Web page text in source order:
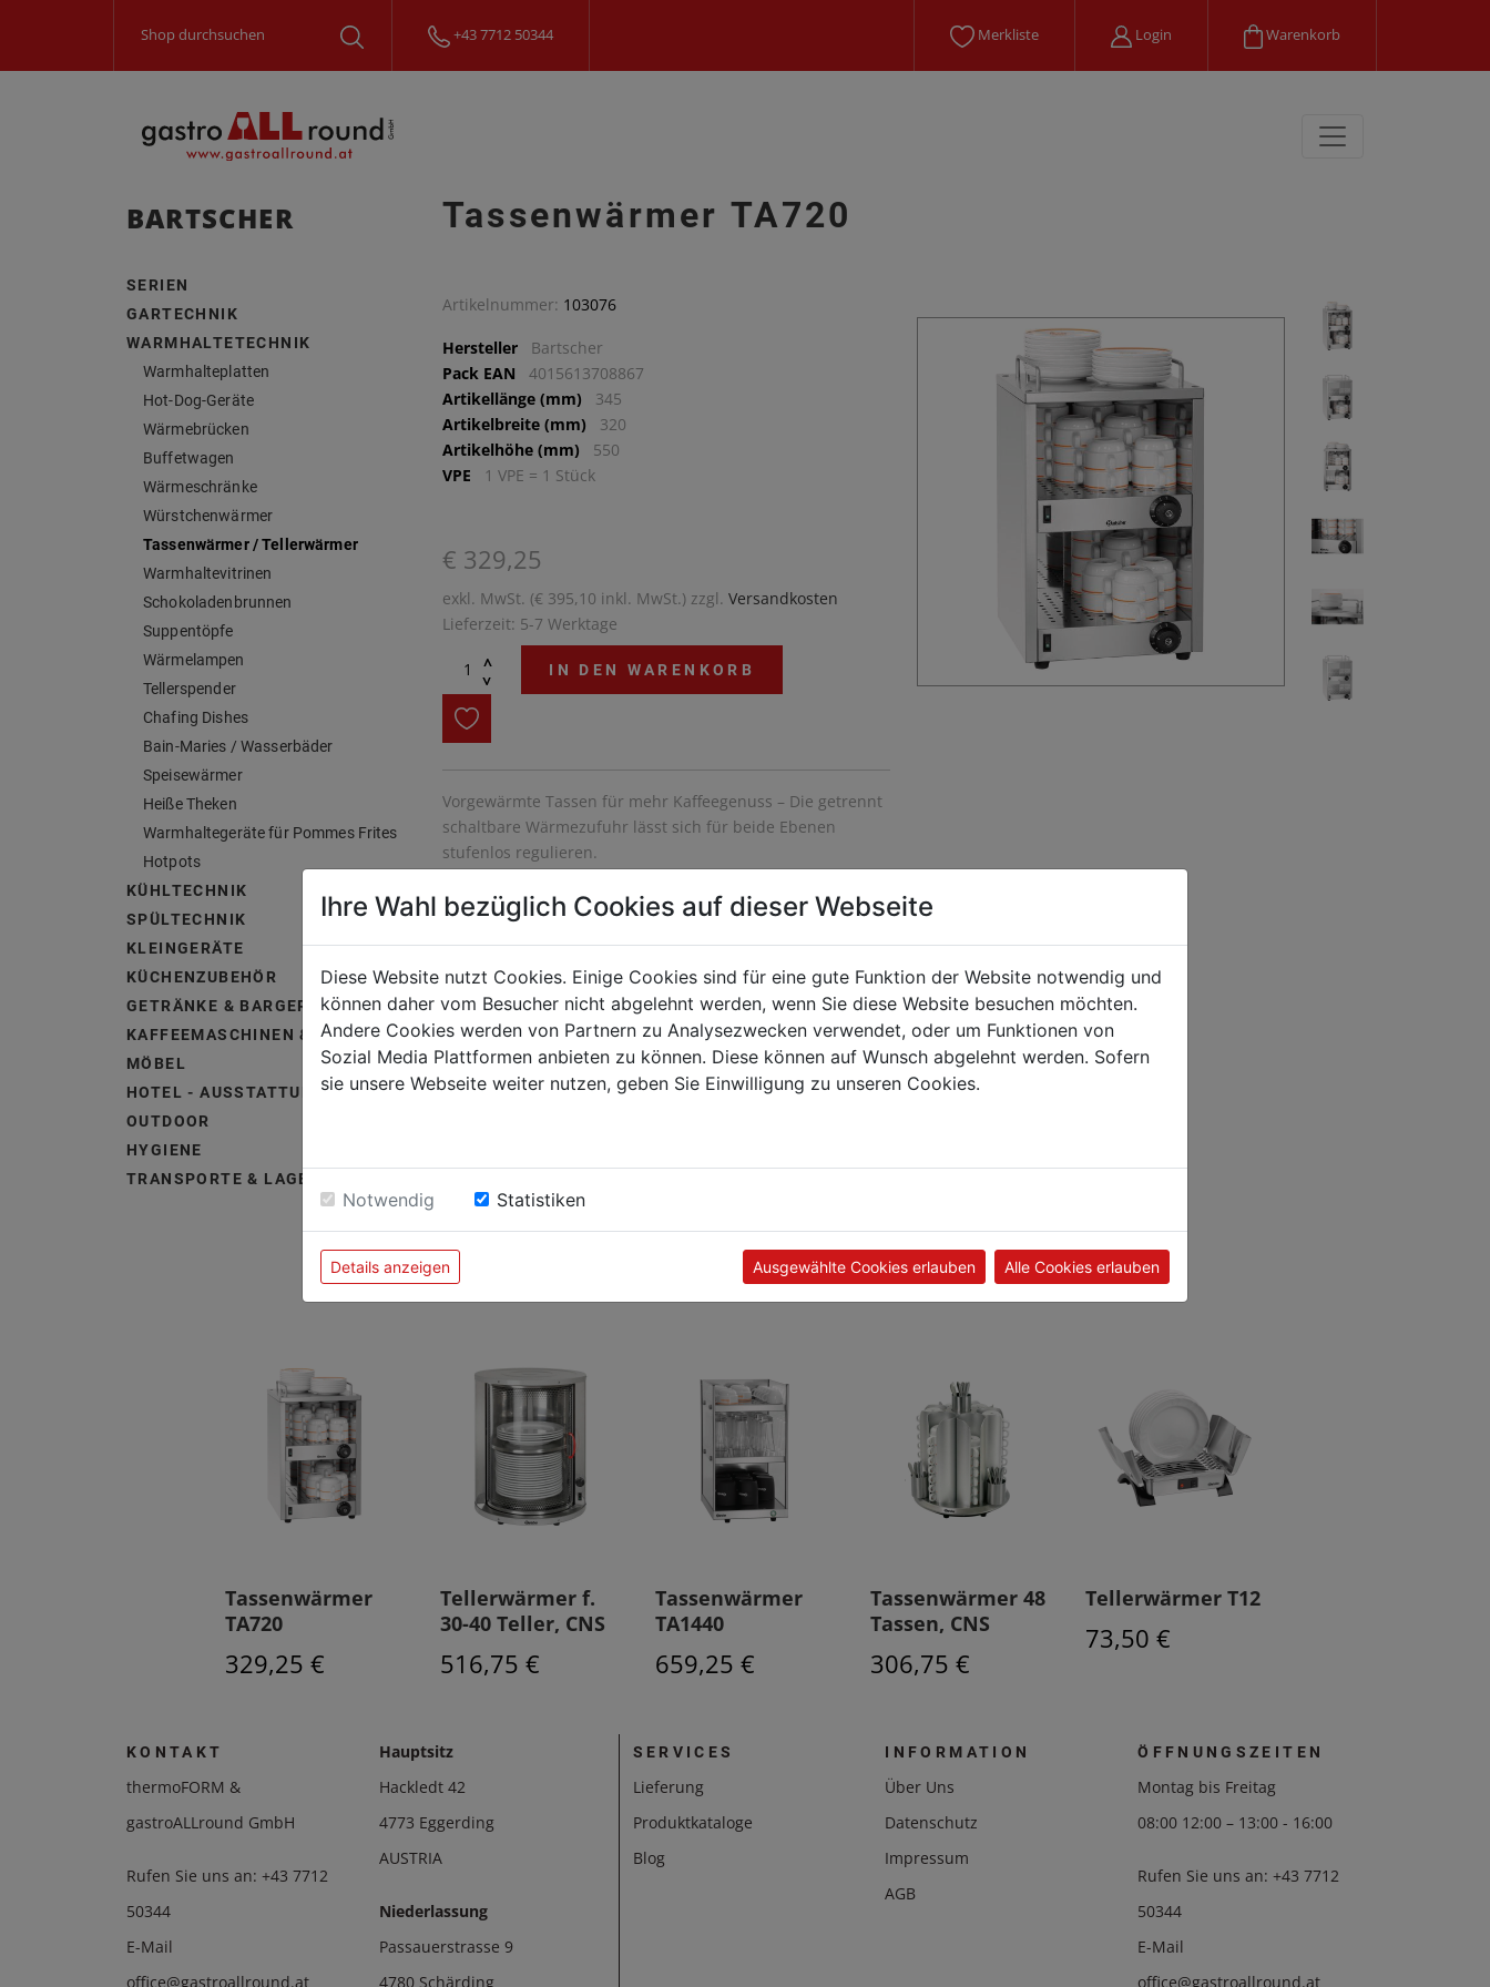
+43 7712 50344 Merkliste Login Warenkorb
BARTSCHER
SERIEN
GARTECHNIK
WARMHALTETECHNIK
Warmhalteplatten
Hot-Dog-Geräte
Wärmebrücken
Buffetwagen
Wärmeschränke
Würstchenwärmer
Tassenwärmer / Tellerwärmer
Warmhaltevitrinen
Schokoladenbrunnen
Suppentöpfe
Wärmelampen
Tellerspender
Chafing Dishes
Bain-Maries / Wasserbäder
Speisewärmer
Heiße Theken
Warmhaltegeräte für Pommes Frites
Hotpots
KÜHLTECHNIK
SPÜLTECHNIK
KLEINGERÄTE
KÜCHENZUBEHÖR
GETRÄNKE & BARGERÄTE
KAFFEEMASCHINEN & ZUBEHÖR
MÖBEL
HOTEL - AUSSTATTUNG &
OUTDOOR
HYGIENE
TRANSPORTE & LAGERUNG
Tassenwärmer TA720
Artikelnummer: 103076
Hersteller
Bartscher
Pack EAN
4015613708867
Artikellänge (mm)
345
Artikelbreite (mm)
320
Artikelhöhe (mm)
550
VPE
1 VPE = 1 Stück
€ 329,25
exkl. MwSt. (€ 395,10 inkl. MwSt.) zzgl. Versandkosten
Lieferzeit: 5-7 Werktage
^
^
IN DEN WARENKORB
Vorgewärmte Tassen für mehr Kaffeegenuss – Die getrennt
schaltbare Wärmezufuhr lässt sich für beide Ebenen
stufenlos regulieren.
Kunden kauften auch
Tassenwärmer
TA720
329,25 €
Tellerwärmer f.
30-40 Teller, CNS
516,75 €
Tassenwärmer
TA1440
659,25 €
Tassenwärmer 48
Tassen, CNS
306,75 €
Tellerwärmer T12
73,50 €
KONTAKT
thermoFORM &
gastroALLround GmbH
Rufen Sie uns an: +43 7712
50344
E-Mail
office@gastroallround.at
Hauptsitz
Hackledt 42
4773 Eggerding
AUSTRIA
Niederlassung
Passauerstrasse 9
4780 Schärding
SERVICES
Lieferung
Produktkataloge
Blog
INFORMATION
Über Uns
Datenschutz
Impressum
AGB
ÖFFNUNGSZEITEN
Montag bis Freitag
08:00 12:00 – 13:00 - 16:00
Rufen Sie uns an:+43 7712
50344
E-Mail
office@gastroallround.at
Ihre Wahl bezüglich Cookies auf dieser Webseite
Diese Website nutzt Cookies. Einige Cookies sind für eine gute Funktion der Website notwendig und
können daher vom Besucher nicht abgelehnt werden, wenn Sie diese Website besuchen möchten.
Andere Cookies werden von Partnern zu Analysezwecken verwendet, oder um Funktionen von
Sozial Media Plattformen anbieten zu können. Diese können auf Wunsch abgelehnt werden. Sofern
sie unsere Webseite weiter nutzen, geben Sie Einwilligung zu unseren Cookies.
Notwendig Statistiken
Details anzeigen Ausgewählte Cookies erlauben Alle Cookies erlauben